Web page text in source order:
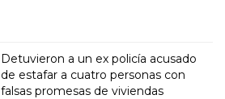
Detuvieron a un ex policía acusado
de estafar a cuatro personas con
falsas promesas de viviendas